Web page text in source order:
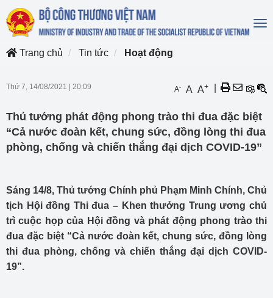
Trang chủ
Tin tức Hoạt động
Thứ 7, 14/08/2021 20:09 A- A A+
Thủ tướng phát động phong trào thi đua đặc biệt
“Cả nước đoàn kết, chung sức, đồng lòng thi đua
phòng, chống và chiến thắng đại dịch COVID-19”
Sáng 14/8, Thủ tướng Chính phủ Phạm Minh Chính, Chủ
tịch Hội đồng Thi đua – Khen thưởng Trung ương chủ
trì cuộc họp của Hội đồng và phát động phong trào thi
đua đặc biệt “Cả nước đoàn kết, chung sức, đồng lòng
thi đua phòng, chống và chiến thắng đại dịch COVID-
19”.